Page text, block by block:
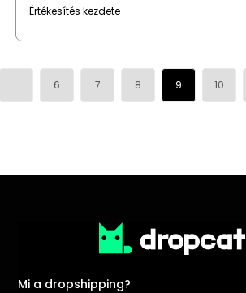
Értékesítés kezdete
… 6 7 8 9 10
Mi a dropshipping?